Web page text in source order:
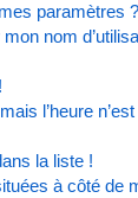
paramètres ?
nom
l’heure
la liste !
à côté de